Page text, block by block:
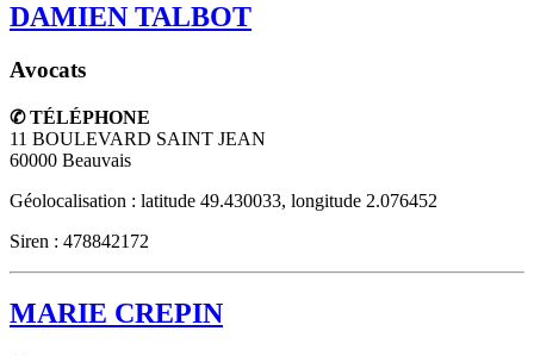
DAMIEN TALBOT
Avocats
✆ TÉLÉPHONE
11 BOULEVARD SAINT JEAN
60000 Beauvais
Géolocalisation : latitude 49.430033, longitude 2.076452
Siren : 478842172
MARIE CREPIN